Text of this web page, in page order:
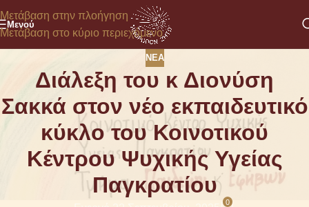
Μετάβαση στην πλοήγηση
Μετάβαση στο κύριο περιεχόμενο
Μενού
ΝΈΑ
Διάλεξη του κ Διονύση
Σακκά στον νέο εκπαιδευτικό
κύκλο του Κοινοτικού
Κέντρου Ψυχικής Υγείας
Παγκρατίου
0